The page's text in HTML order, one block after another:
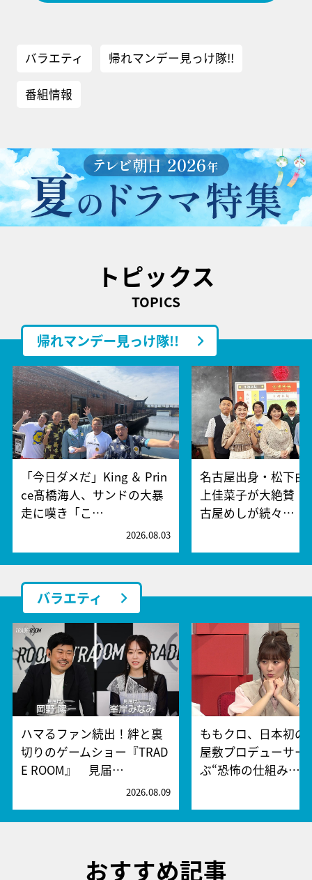
バラエティ 帰れマンデー見っけ隊!!
番組情報
トピックス
TOPICS
帰れマンデー見っけ隊!!
「今日ダメだ」King ＆ Prin
ce髙橋海人、サンドの大暴
走に嘆き「こ…
2026.08.03
名古屋出身・松下由
上佳菜子が大絶賛！
古屋めしが続々…
バラエティ
ハマるファン続出！絆と裏
切りのゲームショー『TRAD
E ROOM』 見届…
2026.08.09
ももクロ、日本初の
屋敷プロデューサー
ぶ“恐怖の仕組み…
おすすめ記事